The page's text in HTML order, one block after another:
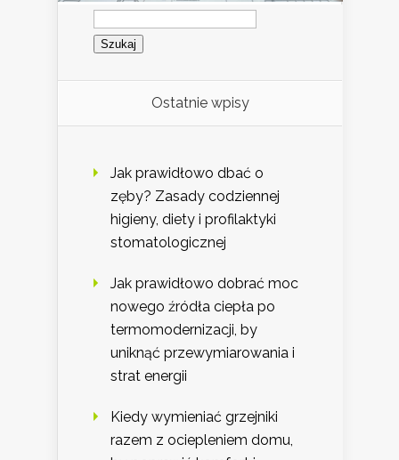
Szukaj:
Ostatnie wpisy
Jak prawidłowo dbać o
zęby? Zasady codziennej
higieny, diety i profilaktyki
stomatologicznej
Jak prawidłowo dobrać moc
nowego źródła ciepła po
termomodernizacji, by
uniknąć przewymiarowania i
strat energii
Kiedy wymieniać grzejniki
razem z ociepleniem domu,